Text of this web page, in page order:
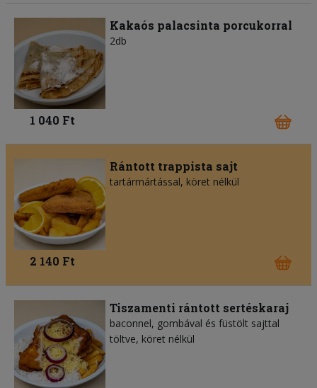
Kakaós palacsinta porcukorral
2db
1 040 Ft
Rántott trappista sajt
tartármártással, köret nélkül
2 140 Ft
Tiszamenti rántott sertéskaraj
baconnel, gombával és füstölt sajttal
töltve, köret nélkül